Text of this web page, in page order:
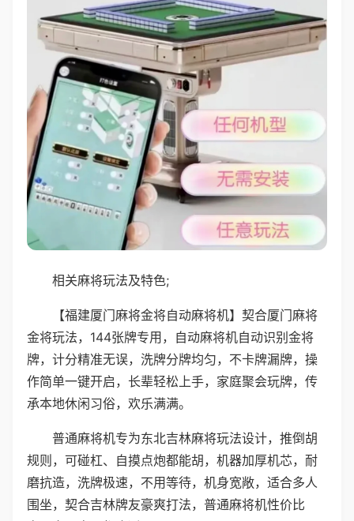
相关麻将玩法及特色;
【福建厦门麻将金将自动麻将机】契合厦门麻将
金将玩法，144张牌专用，自动麻将机自动识别金将
牌，计分精准无误，洗牌分牌均匀，不卡牌漏牌，操
作简单一键开启，长辈轻松上手，家庭聚会玩牌，传
承本地休闲习俗，欢乐满满。
普通麻将机专为东北吉林麻将玩法设计，推倒胡
规则，可碰杠、自摸点炮都能胡，机器加厚机芯，耐
磨抗造，洗牌极速，不用等待，机身宽敞，适合多人
围坐，契合吉林牌友豪爽打法，普通麻将机性价比